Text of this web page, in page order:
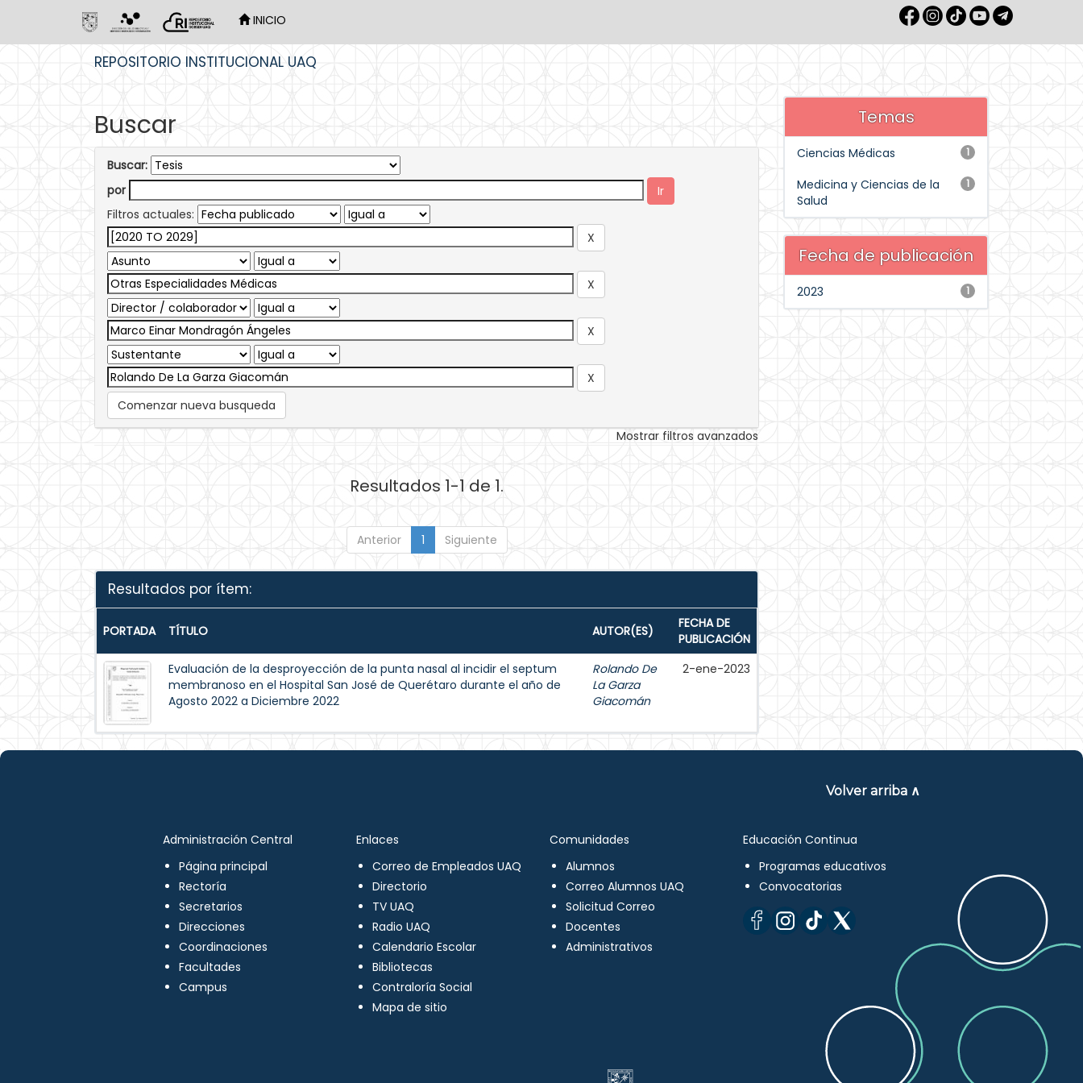
INICIO
REPOSITORIO INSTITUCIONAL UAQ
Buscar
Buscar:
por
Filtros actuales:
Comenzar nueva busqueda
Mostrar filtros avanzados
Resultados 1-1 de 1.
Anterior 1 Siguiente
Resultados por ítem:
PORTADA TÍTULO AUTOR(ES)
FECHA DE
PUBLICACIÓN
Evaluación de la desproyección de la punta nasal al incidir el septum
membranoso en el Hospital San José de Querétaro durante el año de
Agosto 2022 a Diciembre 2022
Rolando De
La Garza
Giacomán
2-ene-2023
Temas
1
Ciencias Médicas
1
Medicina y Ciencias de la
Salud
Fecha de publicación
1
2023
Volver arriba ∧
Administración Central
Página principal
Rectoría
Secretarios
Direcciones
Coordinaciones
Facultades
Campus
Enlaces
Correo de Empleados UAQ
Directorio
TV UAQ
Radio UAQ
Calendario Escolar
Bibliotecas
Contraloría Social
Mapa de sitio
Comunidades
Alumnos
Correo Alumnos UAQ
Solicitud Correo
Docentes
Administrativos
Educación Continua
Programas educativos
Convocatorias